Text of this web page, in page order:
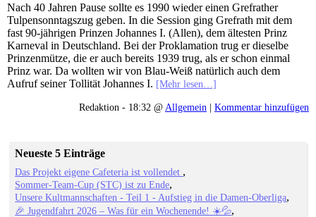
Nach 40 Jahren Pause sollte es 1990 wieder einen Grefrather
Tulpensonntagszug geben. In die Session ging Grefrath mit dem
fast 90-jährigen Prinzen Johannes I. (Allen), dem ältesten Prinz
Karneval in Deutschland. Bei der Proklamation trug er dieselbe
Prinzenmütze, die er auch bereits 1939 trug, als er schon einmal
Prinz war. Da wollten wir von Blau-Weiß natürlich auch dem
Aufruf seiner Tollität Johannes I. [Mehr lesen…]
Redaktion - 18:32 @ Allgemein | Kommentar hinzufügen
Neueste 5 Einträge
Das Projekt eigene Cafeteria ist vollendet
Sommer-Team-Cup (STC) ist zu Ende
Unsere Kultmannschaften - Teil 1 - Aufstieg in die Damen-Oberliga
🎉 Jugendfahrt 2026 – Was für ein Wochenende! ☀️💦